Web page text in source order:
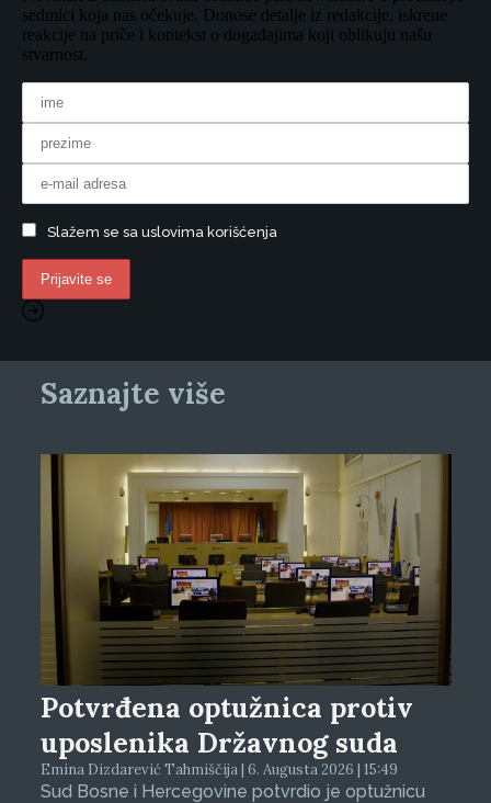
sedmici koja nas očekuje. Donose detalje iz redakcije, iskrene
reakcije na priče i kontekst o događajima koji oblikuju našu
stvarnost.
Slažem se sa uslovima korišćenja
Saznajte više
Potvrđena optužnica protiv
uposlenika Državnog suda
Emina Dizdarević Tahmiščija | 6. Augusta 2026 | 15:49
Sud Bosne i Hercegovine potvrdio je optužnicu